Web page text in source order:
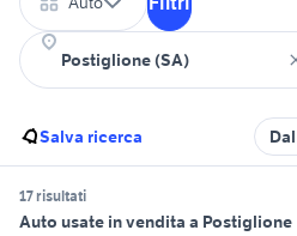
Salva ricerca
17 risultati
Auto usate in vendita a Postiglione